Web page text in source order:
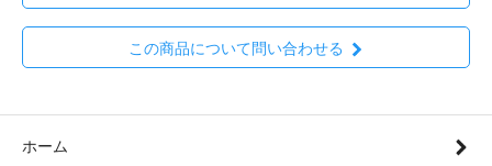
この商品について問い合わせる
ホーム